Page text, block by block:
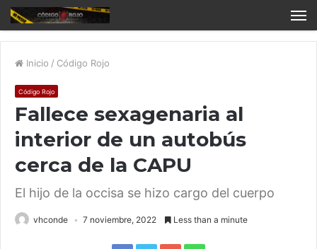
Inicio / Código Rojo
Código Rojo
Fallece sexagenaria al
interior de un autobús
cerca de la CAPU
El hijo de la occisa se hizo cargo del cuerpo
vhconde 7 noviembre, 2022 Less than a minute